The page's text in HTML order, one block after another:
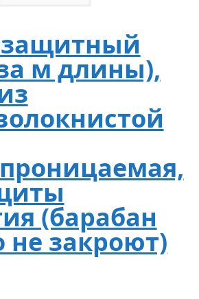
м длины),
(барабан
закроют)